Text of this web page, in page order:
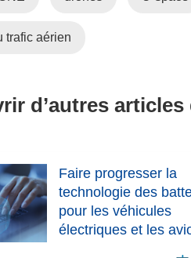
trafic aérien
d’autres
Faire progresser la
technologie des
pour les véhicules
électriques et les